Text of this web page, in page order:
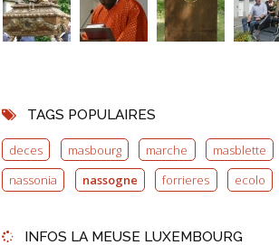
TAGS POPULAIRES
deces masbourg marche masblette
nassonia
nassogne forrieres ecolo
INFOS LA MEUSE LUXEMBOURG